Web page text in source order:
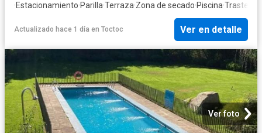
·Estacionamiento·Parilla·Terraza·Zona de secado·Piscina·Trastero
Actualizado hace 1 día en Toctoc Ver en detalle
Ver foto